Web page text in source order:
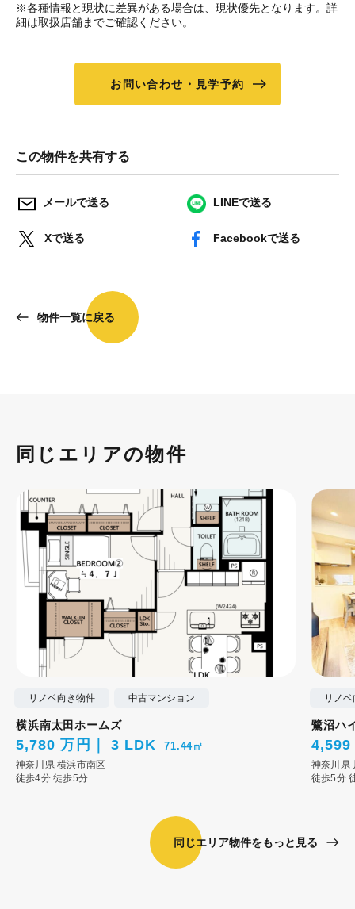
※各種情報と現状に差異がある場合は、現状優先となります。詳
細は取扱店舗までご確認ください。
お問い合わせ・見学予約
この物件を共有する
メールで送る LINEで送る
Xで送る Facebookで送る
物件一覧に戻る
同じエリアの物件
リノベ向き物件 中古マンション
横浜南太田ホームズ
5,780 万円 3 LDK 71.44㎡
神奈川県 横浜市南区
徒歩4分徒歩5分
リノ
鷺沼ハ
4,599
神奈川県
徒歩5分
同じエリア物件をもっと見る